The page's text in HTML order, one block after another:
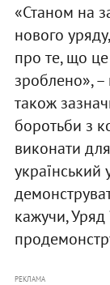
«Станом на
нового
про те, що
зроблено», –
також
боротьби з
виконати
кажучи, Уряд
РЕКЛАМА